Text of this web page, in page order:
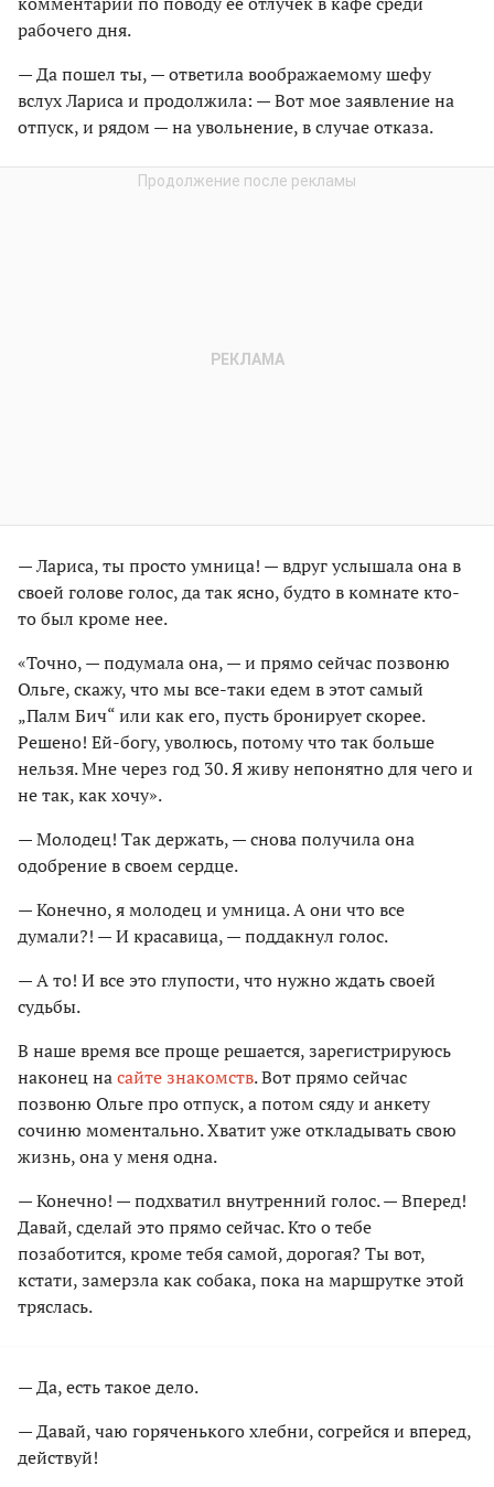
рабочего дня.
— Да пошел ты, — ответила воображаемому шефу
вслух Лариса и продолжила: — Вот мое заявление на
отпуск, и рядом — на увольнение, в случае отказа.
— Лариса, ты просто умница! — вдруг услышала она в
своей голове голос, да так ясно, будто в комнате кто-
то был кроме нее.
«Точно, — подумала она, — и прямо сейчас позвоню
Ольге, скажу, что мы все-таки едем в этот самый
„Палм Бич“ или как его, пусть бронирует скорее.
Решено! Ей-богу, уволюсь, потому что так больше
нельзя. Мне через год 30. Я живу непонятно для чего и
не так, как хочу».
— Молодец! Так держать, — снова получила она
одобрение в своем сердце.
— Конечно, я молодец и умница. А они что все
думали?! — И красавица, — поддакнул голос.
— А то! И все это глупости, что нужно ждать своей
судьбы.
В наше время все проще решается, зарегистрируюсь
наконец насайте знакомств. Вот прямо сейчас
позвоню Ольге про отпуск, а потом сяду и анкету
сочиню моментально. Хватит уже откладывать свою
жизнь, она у меня одна.
— Конечно! — подхватил внутренний голос. — Вперед!
Давай, сделай это прямо сейчас. Кто о тебе
позаботится, кроме тебя самой, дорогая? Ты вот,
кстати, замерзла как собака, пока на маршрутке этой
тряслась.
— Да, есть такое дело.
— Давай, чаю горяченького хлебни, согрейся и вперед,
действуй!